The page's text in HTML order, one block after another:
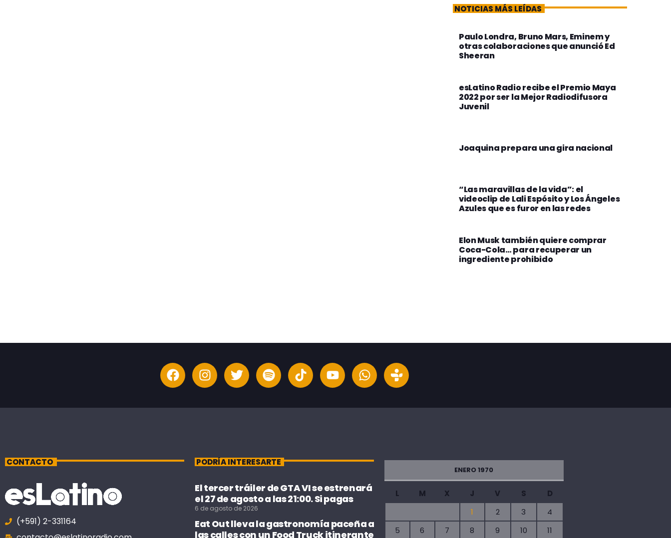
NOTICIAS MÁS LEÍDAS
Paulo Londra, Bruno Mars, Eminem y
otras colaboraciones que anunció Ed
Sheeran
esLatino Radio recibe el Premio Maya
2022 por ser la Mejor Radiodifusora
Juvenil
Joaquina prepara una gira nacional
“Las maravillas de la vida”: el
videoclip de Lali Espósito y Los Ángeles
Azules que es furor en las redes
Elon Musk también quiere comprar
Coca-Cola… para recuperar un
ingrediente prohibido
CONTACTO
(+591) 2-331164
PODRÍA INTERESARTE
El tercer tráiler de GTA VI se estrenará
el 27 de agosto a las 21:00. Si pagas
6 de agosto de 2026
Eat Out lleva la gastronomía paceña a
las calles con un Food Truck itinerante
ENERO 1970
L M X J V S
D
1
2 3
4
5
6 7 8 9 10 11